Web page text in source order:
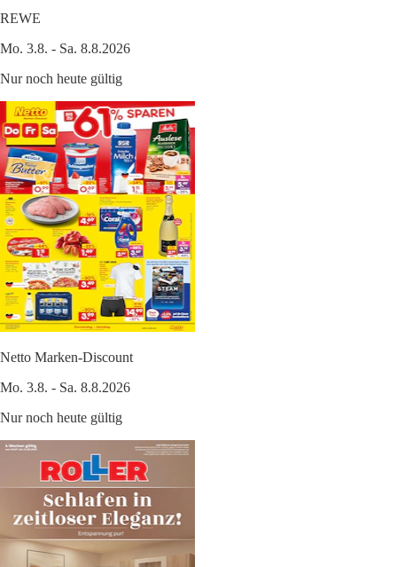
REWE
Mo. 3.8. - Sa. 8.8.2026
Nur noch heute gültig
Netto Marken-Discount
Mo. 3.8. - Sa. 8.8.2026
Nur noch heute gültig